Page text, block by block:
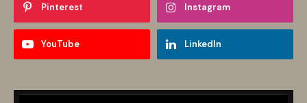
Pinterest Instagram
YouTube LinkedIn